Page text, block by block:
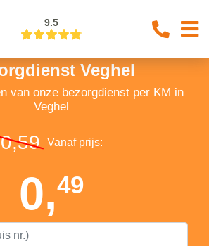
9.5
Veghel
van onze bezorgdienst per KM in
Veghel
0,59 Vanaf prijs:
0,49